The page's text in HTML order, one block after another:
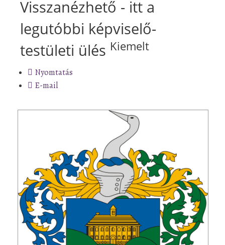
Visszanézhető - itt a
legutóbbi képviselő-
testületi ülés Kiemelt
Nyomtatás
E-mail